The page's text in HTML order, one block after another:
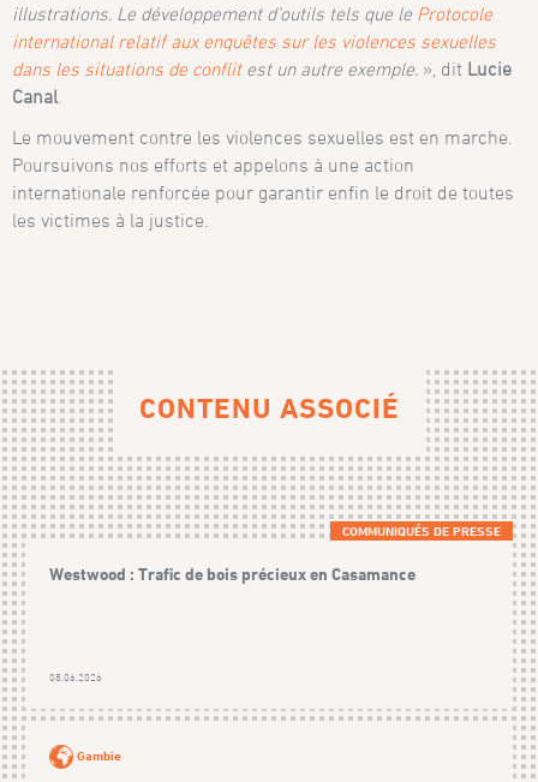
illustrations. Le développement d’outils tels que le Protocole
international relatif aux enquêtes sur les violences sexuelles
dans les situations de conflit est un autre exemple. », dit Lucie
Canal
Le mouvement contre les violences sexuelles est en marche.
Poursuivons nos efforts et appelons à une action
internationale renforcée pour garantir enfin le droit de toutes
les victimes à la justice.
CONTENU ASSOCIÉ
COMMUNIQUÉS DE PRESSE
Westwood : Trafic de bois précieux en Casamance
08.06.2026
Gambie